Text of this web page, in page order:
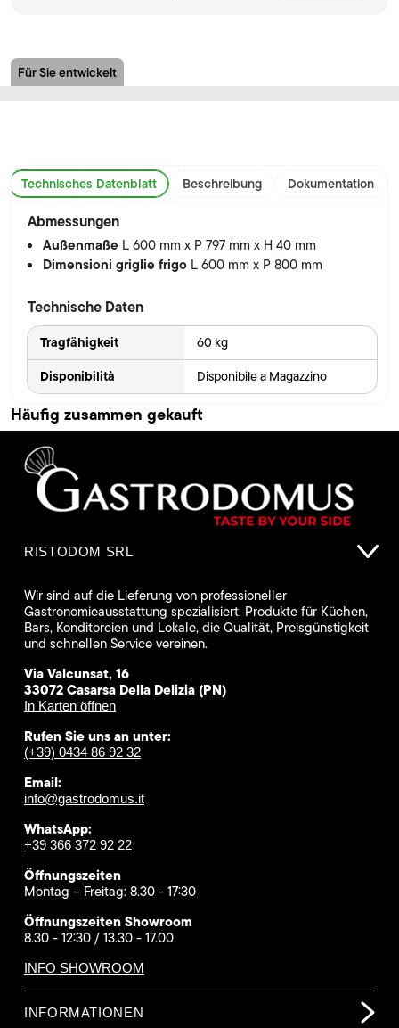
Für Sie entwickelt
Technisches Datenblatt Beschreibung Dokumentation
Abmessungen
Außenmaße L 600 mm x P 797 mm x H 40 mm
Dimensioni griglie frigo L 600 mm x P 800 mm
Technische Daten
Tragfähigkeit 60 kg
Disponibilità Disponibile a Magazzino
Häufig zusammen gekauft
RISTODOM SRL
Wir sind auf die Lieferung von professioneller
Gastronomieausstattung spezialisiert. Produkte für Küchen,
Bars, Konditoreien und Lokale, die Qualität, Preisgünstigkeit
und schnellen Service vereinen.
Via Valcunsat, 16
33072 Casarsa Della Delizia (PN)
In Karten öffnen
Rufen Sie uns an unter:
(+39) 0434 86 92 32
Email:
info@gastrodomus.it
WhatsApp:
+39 366 372 92 22
Öffnungszeiten
Montag – Freitag: 8.30 - 17:30
Öffnungszeiten Showroom
8.30 - 12:30 / 13.30 - 17.00
INFO SHOWROOM
INFORMATIONEN